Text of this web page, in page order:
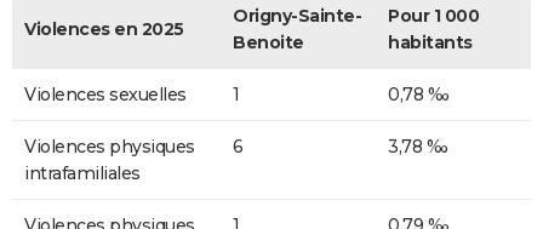
Violences en 2025
Origny-Sainte-
Benoite
Pour 1 000
habitants
Violences sexuelles 1 0,78 ‰
Violences physiques
intrafamiliales
6 3,78 ‰